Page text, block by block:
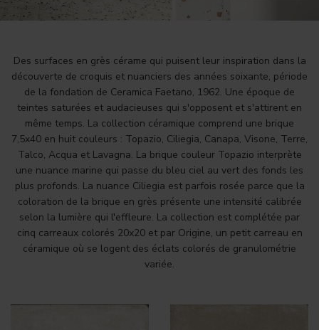
Des surfaces en grès cérame qui puisent leur inspiration dans la
découverte de croquis et nuanciers des années soixante, période
de la fondation de Ceramica Faetano, 1962. Une époque de
teintes saturées et audacieuses qui s'opposent et s'attirent en
même temps. La collection céramique comprend une brique
7,5x40 en huit couleurs : Topazio, Ciliegia, Canapa, Visone, Terre,
Talco, Acqua et Lavagna. La brique couleur Topazio interprète
une nuance marine qui passe du bleu ciel au vert des fonds les
plus profonds. La nuance Ciliegia est parfois rosée parce que la
coloration de la brique en grès présente une intensité calibrée
selon la lumière qui l'effleure. La collection est complétée par
cinq carreaux colorés 20x20 et par Origine, un petit carreau en
céramique où se logent des éclats colorés de granulométrie
variée.